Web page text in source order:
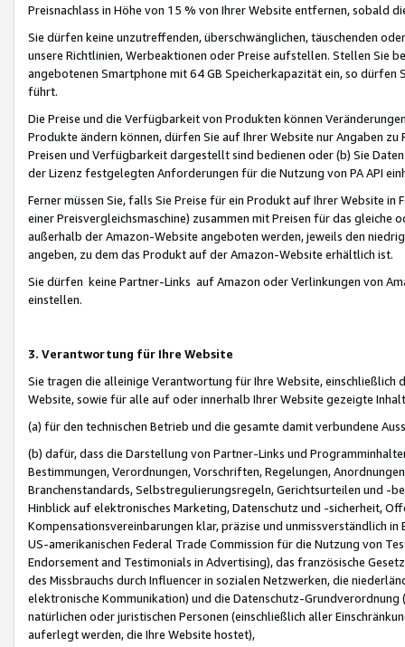
Preisnachlass in Höhe von 15 % von Ihrer Website entfernen, sobald
Sie dürfen keine unzutreffenden, überschwänglichen, täuschenden
unsere Richtlinien, Werbeaktionen oder Preise aufstellen. Stellen Sie
angebotenen Smartphone mit 64 GB Speicherkapazität ein, so dürfen
führt.
Die Preise und die Verfügbarkeit von Produkten können
Produkte ändern können, dürfen Sie auf Ihrer Website nur Angaben
Preisen und Verfügbarkeit dargestellt sind bedienen oder (b) Sie
der Lizenz festgelegten Anforderungen für die Nutzung von PA API
Ferner müssen Sie, falls Sie Preise für ein Produkt auf Ihrer Website
einer Preisvergleichsmaschine) zusammen mit Preisen für das
außerhalb der Amazon-Website angeboten werden, jeweils den
angeben, zu dem das Produkt auf der Amazon-Website erhältlich ist.
Sie dürfen keine Partner-Links auf Amazon oder Verlinkungen von
einstellen.
3. Verantwortung für Ihre Website
Sie tragen die alleinige Verantwortung für Ihre Website,
Website, sowie für alle auf oder innerhalb Ihrer Website gezeigte
(a) für den technischen Betrieb und die gesamte damit verbundene
(b) dafür, dass die Darstellung von Partner-Links und
Bestimmungen, Verordnungen, Vorschriften, Regelungen,
Branchenstandards, Selbstregulierungsregeln, Gerichtsurteilen und -
Hinblick auf elektronisches Marketing, Datenschutz und -sicherheit,
Kompensationsvereinbarungen klar, präzise und unmissverständlich
US-amerikanischen Federal Trade Commission für die Nutzung von
Endorsement and Testimonials in Advertising), das französische
des Missbrauchs durch Influencer in sozialen Netzwerken, die
elektronische Kommunikation) und die Datenschutz-
natürlichen oder juristischen Personen (einschließlich aller
auferlegt werden, die Ihre Website hostet),